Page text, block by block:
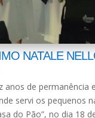
NATALE
anos de permanência
servi os pequenos
do Pão”, no dia 18